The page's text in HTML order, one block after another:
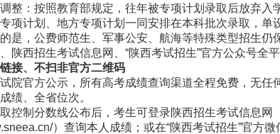
：按照教育部规定，往年被专项计划录取后放弃入
项计划、地方专项计划一同安排在本科批次录取，单
，公费师范生、军事公安、航海等特殊类型招生仍
陕西招生考试信息网、“陕西考试招生”官方公众号全
接、不扫非官方二维码
官方公示，所有高考成绩查询渠道全程免费，无任
绩、全省位次。
制分数线公布后，考生可登录陕西招生考试信息网
）查询本人成绩；或在“陕西考试招生”官方